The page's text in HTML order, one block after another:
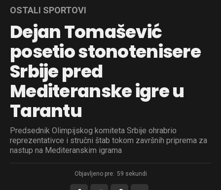
OSTALI SPORTOVI
Dejan Tomašević
posetio stonotenisere
Srbije pred
Mediteranske igre u
Tarantu
Predsednik Olimpijskog komiteta Srbije ohrabrio
reprezentativce i stručni štab tokom završnih priprema za
nastup na Mediteranskim igrama
Objavljeno pre: 59 sekundi